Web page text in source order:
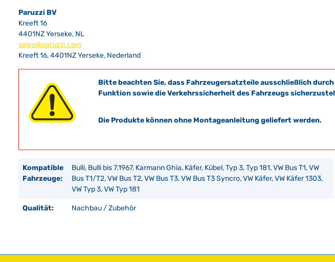
Paruzzi BV
Kreeft 16
4401NZ Yerseke, NL
sales@paruzzi.com
Kreeft 16, 4401NZ Yerseke, Nederland
Bitte beachten Sie, dass Fahrzeugersatzteile ausschließlich
Funktion sowie die Verkehrssicherheit des Fahrzeugs
Die Produkte können ohne Montageanleitung geliefert werden.
Kompatible
Fahrzeuge:
Bulli, Bulli bis 7.1967, Karmann Ghia, Käfer, Kübel, Typ 3, Typ 181, VW Bus T1, VW
Bus T1/T2, VW Bus T2, VW Bus T3, VW Bus T3 Syncro, VW Käfer, VW Käfer 1303,
VW Typ 3, VW Typ 181
Qualität: Nachbau / Zubehör